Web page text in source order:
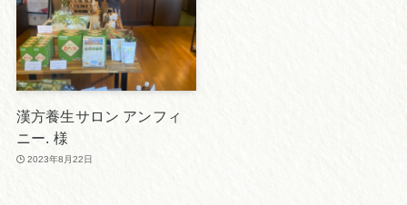
漢方養生サロン アンフィ
ニー. 様
2023年8月22日